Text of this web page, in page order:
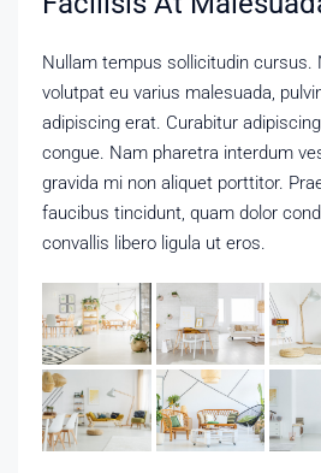
Nullam tempus sollicitudin cursus.
volutpat eu varius malesuada,
adipiscing erat. Curabitur
congue. Nam pharetra interdum
gravida mi non aliquet porttitor.
faucibus tincidunt, quam dolor
convallis libero ligula ut eros.